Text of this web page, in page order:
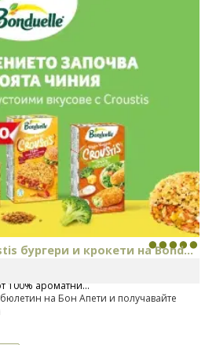
бургери и крокети на Bond...
вълнуваща продуктова линия
100% ароматни...
на Бон Апети и получавайте